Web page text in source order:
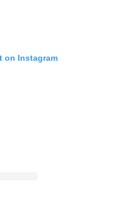
on Instagram